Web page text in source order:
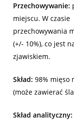
Przechowywanie:
miejscu. W czasie
przechowywania
(+/- 10%), co jest
zjawiskiem.
Skład: 98% mięso
(może zawierać
Skład analityczny: